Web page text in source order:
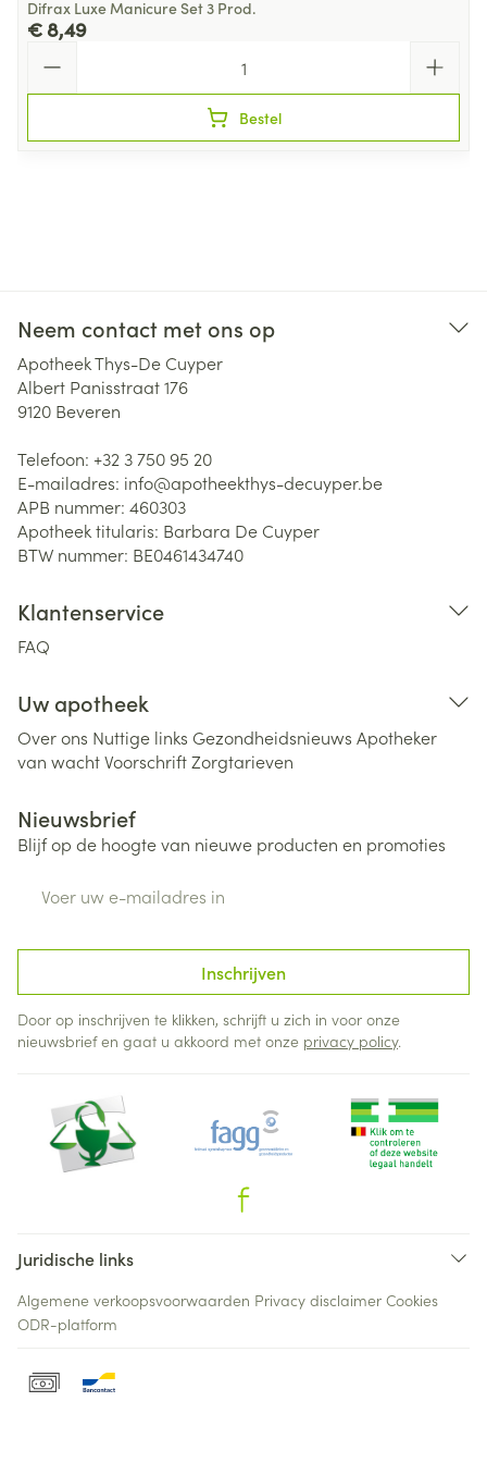
Difrax Luxe Manicure Set 3 Prod.
€ 8,49
Bestel
Neem contact met ons op
Apotheek Thys-De Cuyper
Albert Panisstraat 176
9120 Beveren
Telefoon: +32 3 750 95 20
E-mailadres: info@apotheekthys-decuyper.be
APB nummer: 460303
Apotheek titularis: Barbara De Cuyper
BTW nummer: BE0461434740
Klantenservice
FAQ
Uw apotheek
Over ons Nuttige links Gezondheidsnieuws Apotheker
van wachtVoorschriftZorgtarieven
Nieuwsbrief
Blijf op de hoogte van nieuwe producten en promoties
Inschrijven
Door op inschrijven te klikken, schrijft u zich in voor onze
nieuwsbrief en gaat u akkoord met onze privacy policy.
Juridische links
Algemene verkoopsvoorwaarden Privacy disclaimer Cookies
ODR-platform